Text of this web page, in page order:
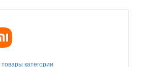
товары категории